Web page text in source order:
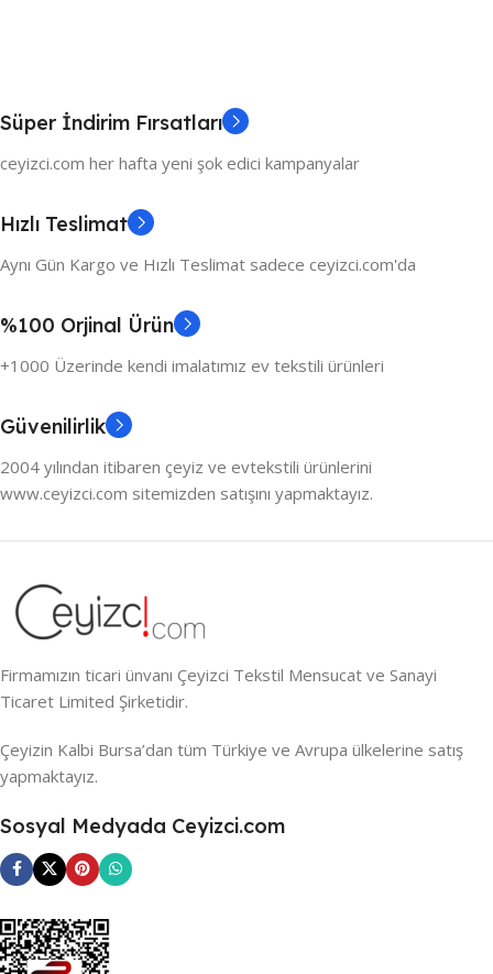
Süper İndirim Fırsatları
ceyizci.com her hafta yeni şok edici kampanyalar
Hızlı Teslimat
Aynı Gün Kargo ve Hızlı Teslimat sadece ceyizci.com'da
%100 Orjinal Ürün
+1000 Üzerinde kendi imalatımız ev tekstili ürünleri
Güvenilirlik
2004 yılından itibaren çeyiz ve evtekstili ürünlerini
www.ceyizci.com sitemizden satışını yapmaktayız.
Firmamızın ticari ünvanı Çeyizci Tekstil Mensucat ve Sanayi
Ticaret Limited Şirketidir.
Çeyizin Kalbi Bursa’dan tüm Türkiye ve Avrupa ülkelerine satış
yapmaktayız.
Sosyal Medyada Ceyizci.com